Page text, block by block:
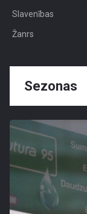
Slavenības
Žanrs
Sezonas